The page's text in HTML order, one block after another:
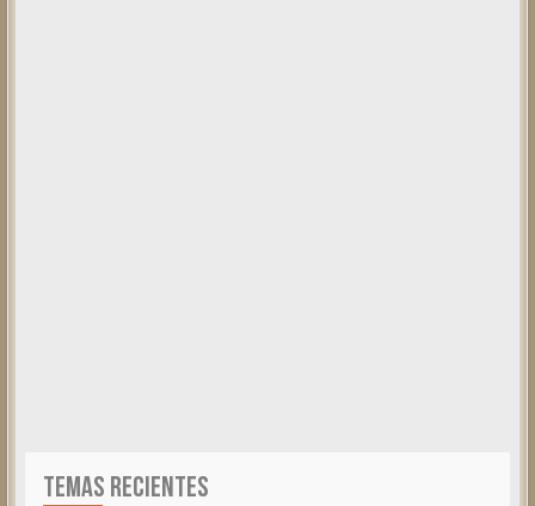
TEMAS RECIENTES